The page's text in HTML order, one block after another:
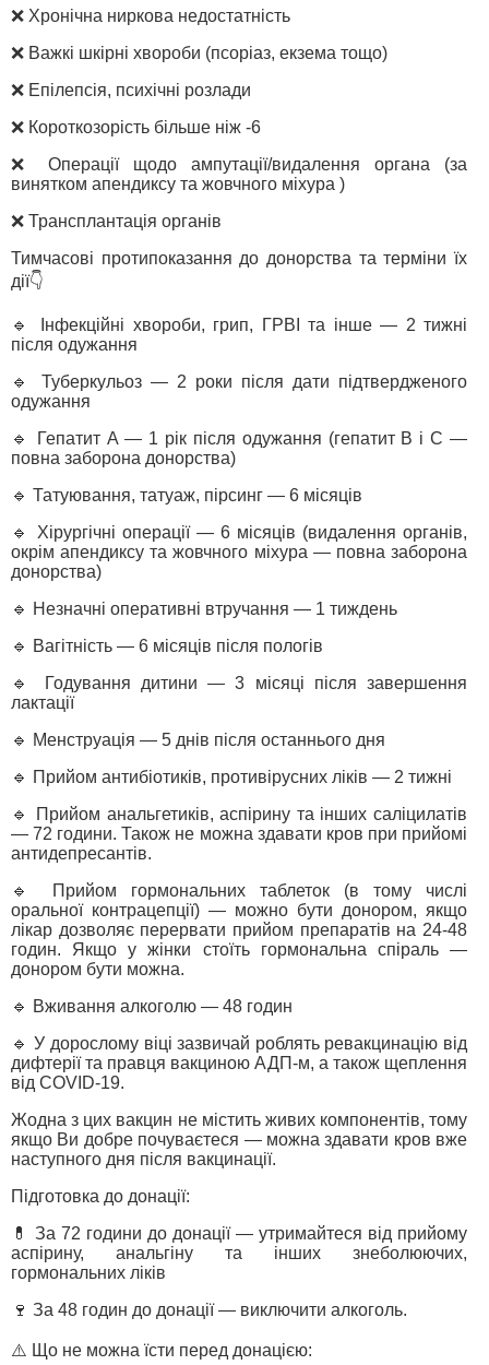
❌ Хронічна ниркова недостатність
❌ Важкі шкірні хвороби (псоріаз, екзема тощо)
❌ Епілепсія, психічні розлади
❌ Короткозорість більше ніж -6
❌ Операції щодо ампутації/видалення органа (за
винятком апендиксу та жовчного міхура )
❌ Трансплантація органів
Тимчасові протипоказання до донорства та терміни їх
дії👇
🔹 Інфекційні хвороби, грип, ГРВІ та інше — 2 тижні
після одужання
🔹 Туберкульоз — 2 роки після дати підтвердженого
одужання
🔹 Гепатит А — 1 рік після одужання (гепатит В і С —
повна заборона донорства)
🔹 Татуювання, татуаж, пірсинг — 6 місяців
🔹 Хірургічні операції — 6 місяців (видалення органів,
окрім апендиксу та жовчного міхура — повна заборона
донорства)
🔹 Незначні оперативні втручання — 1 тиждень
🔹 Вагітність — 6 місяців після пологів
🔹 Годування дитини — 3 місяці після завершення
лактації
🔹 Менструація — 5 днів після останнього дня
🔹 Прийом антибіотиків, противірусних ліків — 2 тижні
🔹 Прийом анальгетиків, аспірину та інших саліцилатів
— 72 години. Також не можна здавати кров при прийомі
антидепресантів.
🔹 Прийом гормональних таблеток (в тому числі
оральної контрацепції) — можно бути донором, якщо
лікар дозволяє перервати прийом препаратів на 24-48
годин. Якщо у жінки стоїть гормональна спіраль —
донором бути можна.
🔹 Вживання алкоголю — 48 годин
🔹 У дорослому віці зазвичай роблять ревакцинацію від
дифтерії та правця вакциною АДП-м, а також щеплення
від COVID-19.
Жодна з цих вакцин не містить живих компонентів, тому
якщо Ви добре почуваєтеся — можна здавати кров вже
наступного дня після вакцинації.
Підготовка до донації:
💊 За 72 години до донації — утримайтеся від прийому
аспірину, анальгіну та інших знеболюючих,
гормональних ліків
🍷 За 48 годин до донації — виключити алкоголь.
⚠️ Що не можна їсти перед донацією: